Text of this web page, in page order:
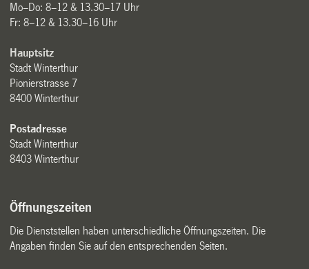
Mo–Do: 8–12 & 13.30–17 Uhr
Fr: 8–12 & 13.30–16 Uhr
Hauptsitz
Stadt Winterthur
Pionierstrasse 7
8400 Winterthur
Postadresse
Stadt Winterthur
8403 Winterthur
Öffnungszeiten
Die Dienststellen haben unterschiedliche Öffnungszeiten. Die
Angaben finden Sie auf den entsprechenden Seiten.